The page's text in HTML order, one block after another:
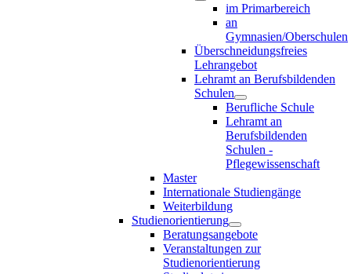
im Primarbereich
an
Gymnasien/Oberschulen
Überschneidungsfreies
Lehrangebot
Lehramt an Berufsbildenden
Schulen
Berufliche Schule
Lehramt an
Berufsbildenden
Schulen -
Pflegewissenschaft
Master
Internationale Studiengänge
Weiterbildung
Studienorientierung
Beratungsangebote
Veranstaltungen zur
Studienorientierung